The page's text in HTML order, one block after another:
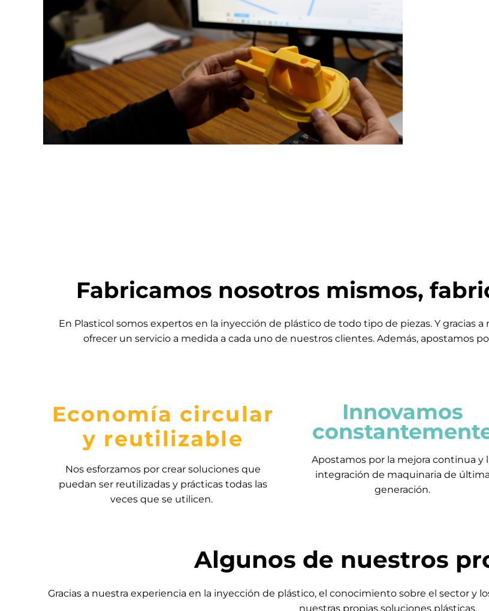
Fabricamos nosotros mismos,
En Plasticol somos expertos en la inyección de plástico de todo tipo de piezas. Y gracias
ofrecer un servicio a medida a cada uno de nuestros clientes. Además, apostamos
Economía circular
y reutilizable
Nos esforzamos por crear soluciones que
puedan ser reutilizadas y prácticas todas las
veces que se utilicen.
Innovamos
Apostamos por la mejora continua y
integración de maquinaria de última
generación.
Algunos de nuestros
Gracias a nuestra experiencia en la inyección de plástico, el conocimiento sobre el sector y
nuestras propias soluciones plásticas.